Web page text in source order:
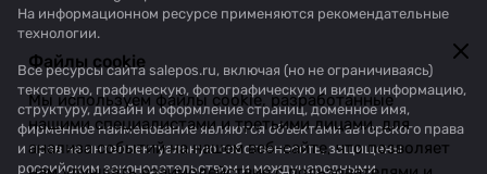
Файлы cookie
Мы используем файлы cookie, разработанные
нашими специалистами и третьими лицами, для
анализа событий на нашем веб-сайте, что позволяет
На информационном ресурсе применяются рекомендательные
технологии.
Все ресурсы сайта salepos.ru, включая (но не ограничиваясь)
текстовую, графическую, фотографическую и видео информацию,
структуру, дизайн и оформление страниц, доменное имя,
фирменное наименование являются объектами авторского права
и прав на интеллектуальную собственность, защищены
российским законодательством и международными